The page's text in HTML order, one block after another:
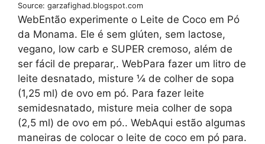
Source: garzafighad.blogspot.com
WebEntão experimente o Leite de Coco em Pó
da Monama. Ele é sem glúten, sem lactose,
vegano, low carb e SUPER cremoso, além de
ser fácil de preparar,. WebPara fazer um litro de
leite desnatado, misture ¼ de colher de sopa
(1,25 ml) de ovo em pó. Para fazer leite
semidesnatado, misture meia colher de sopa
(2,5 ml) de ovo em pó.. WebAqui estão algumas
maneiras de colocar o leite de coco em pó para.